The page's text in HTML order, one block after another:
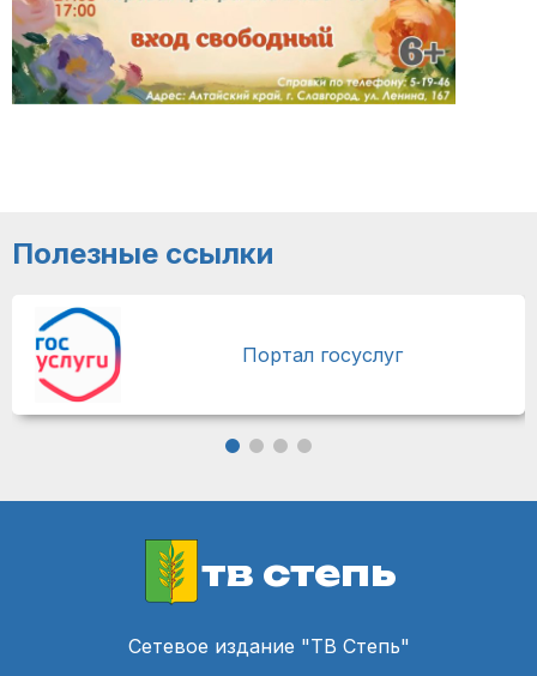
Полезные ссылки
Портал госуслуг
тв степь
Сетевое издание "ТВ Степь"